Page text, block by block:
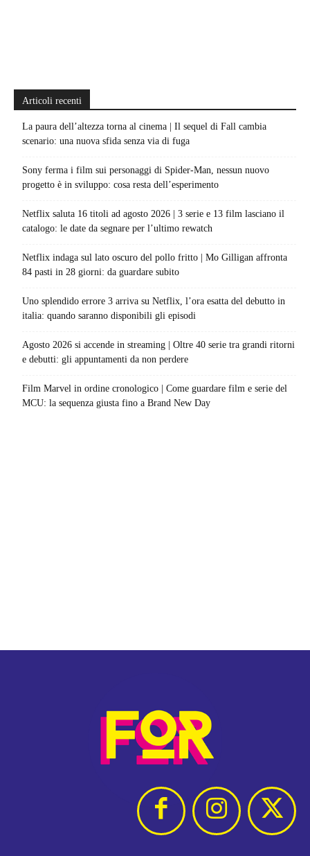
Articoli recenti
La paura dell’altezza torna al cinema | Il sequel di Fall cambia
scenario: una nuova sfida senza via di fuga
Sony ferma i film sui personaggi di Spider-Man, nessun nuovo
progetto è in sviluppo: cosa resta dell’esperimento
Netflix saluta 16 titoli ad agosto 2026 | 3 serie e 13 film lasciano il
catalogo: le date da segnare per l’ultimo rewatch
Netflix indaga sul lato oscuro del pollo fritto | Mo Gilligan affronta
84 pasti in 28 giorni: da guardare subito
Uno splendido errore 3 arriva su Netflix, l’ora esatta del debutto in
italia: quando saranno disponibili gli episodi
Agosto 2026 si accende in streaming | Oltre 40 serie tra grandi ritorni
e debutti: gli appuntamenti da non perdere
Film Marvel in ordine cronologico | Come guardare film e serie del
MCU: la sequenza giusta fino a Brand New Day